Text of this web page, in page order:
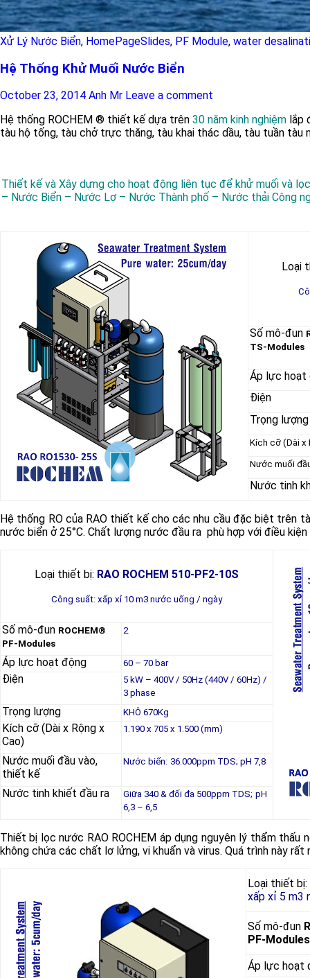
Xử Lý Nước Biển, HomePageSlides, PF Module, water
Hệ Thống Khử Muối Nước Biển
October 23, 2014 Anh Mr Leave a comment
Hệ thống ROCHEM ® thiết kế dựa trên 30 năm kinh nghiệm lắp
tàu hộ tống, tàu chở trực thăng, tàu khai thác dầu, tàu tuần tàu
Thiết kế và Xây dựng cho hoạt động liên tục để khử muối và
– Nước Biển – Nước Lợ – Nước Thành phố – Nước thải Công
Loại
Số mô-đun
TS-Modules
Áp lực hoạt
Điện
Trọng lượng
Kích cỡ (Dài x
Nước muối
Nước tinh
Hệ thống RO của RAO thiết kế cho các nhu cầu đặc biệt trên
nước biển ở 25°C. Chất lượng nước đầu ra phù hợp với điều
Loại thiết bị: RAO ROCHEM 510-PF2-10S
Công suất: xấp xỉ 10 m3 nước uống / ngày
Số mô-đun ROCHEM®
PF-Modules
2
Áp lực hoạt động 60 – 70 bar
Điện
5 kW – 400V / 50Hz (440V / 60Hz) /
3 phase
Trọng lượng KHÔ 670Kg
Kích cỡ (Dài x Rộng x
Cao)
1.190 x 705 x 1.500 (mm)
Nước muối đầu vào,
thiết kế
Nước biển: 36.000ppm TDS; pH 7,8
Nước tinh khiết đầu ra Giữa 340 & đối đa 500ppm TDS; pH
6,3 – 6,5
Thiết bị lọc nước RAO ROCHEM áp dụng nguyên lý thẩm
không chứa các chất lơ lửng, vi khuẩn và virus. Quá trình này
Loại thiết bị:
xấp xỉ 5 m3
Số mô-đun
PF-Modules
Áp lực hoạt